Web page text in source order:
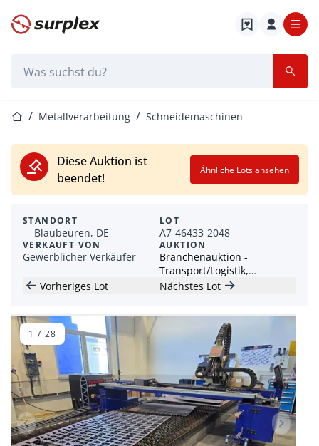
Startseite
StartseiteMetallverarbeitung Schneidemaschinen
Diese Auktion ist
beendet!
Ähnliche Lots ansehen
STANDORT
Blaubeuren, DE
VERKAUFT VON
Gewerblicher Verkäufer
LOT
A7-46433-2048
AUKTION
Branchenauktion -
Transport/Logistik,
Industriemaschinen &
Vorheriges Lot Nächstes Lot
Vorheriger Artikel
1 / 28